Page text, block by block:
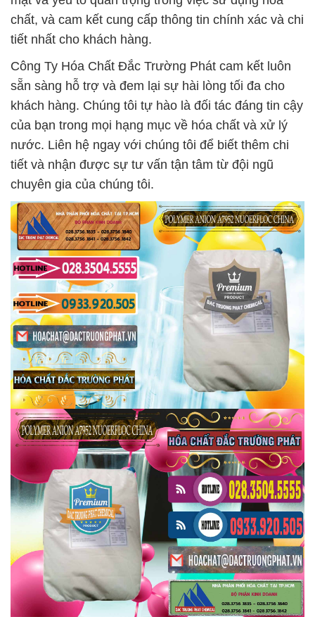
chất, và cam kết cung cấp thông tin chính xác và chi
tiết nhất cho khách hàng.
Công Ty Hóa Chất Đắc Trường Phát cam kết luôn
sẵn sàng hỗ trợ và đem lại sự hài lòng tối đa cho
khách hàng. Chúng tôi tự hào là đối tác đáng tin cậy
của bạn trong mọi hạng mục về hóa chất và xử lý
nước. Liên hệ ngay với chúng tôi để biết thêm chi
tiết và nhận được sự tư vấn tận tâm từ đội ngũ
chuyên gia của chúng tôi.